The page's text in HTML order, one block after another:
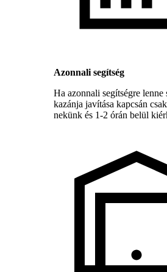
Azonnali segítség
Ha azonnali segítségre lenne
kazánja javítása kapcsán
nekünk és 1-2 órán belül